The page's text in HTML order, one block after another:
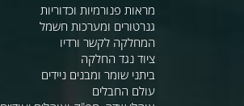
מראות פנורמיות וכדוריות
גנרטורים ומערכות חשמל
המחלקה לקשר ורדיו
ציוד נגד החלקה
ביתני שומר ומבנים ניידים
עולם החבלים